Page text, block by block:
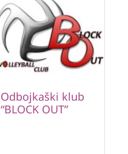
Odbojkaški klub
“BLOCK OUT”